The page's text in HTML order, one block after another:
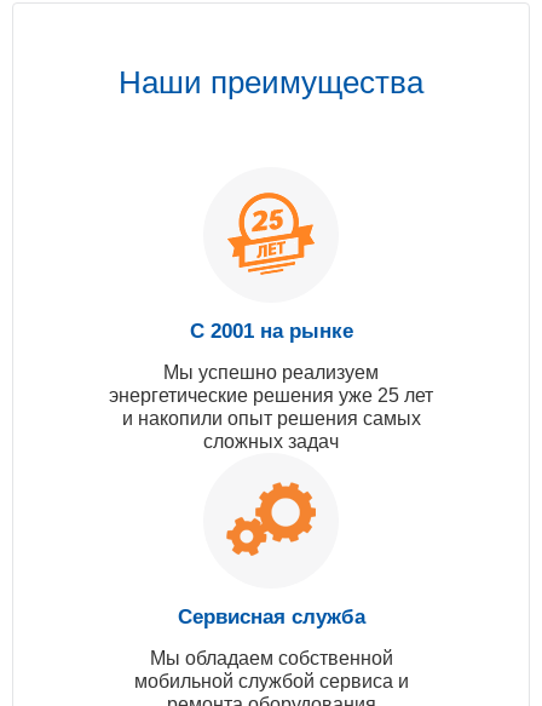
Наши преимущества
С 2001 на рынке
Мы успешно реализуем
энергетические решения уже 25 лет
и накопили опыт решения самых
сложных задач
Сервисная служба
Мы обладаем собственной
мобильной службой сервиса и